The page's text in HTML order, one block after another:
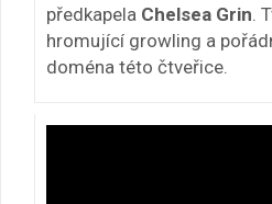
předkapela Chelsea Grin .
hromující growling a
doména této čtveřice.